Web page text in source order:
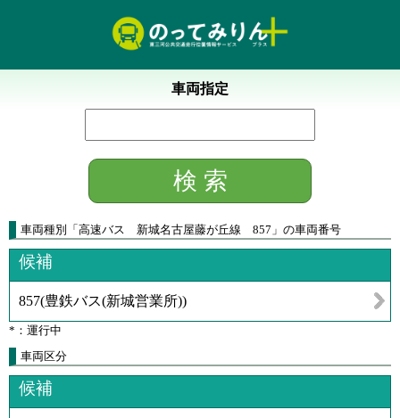
車両指定
車両種別 「 高速バス 新城名古屋藤が丘線 857 」 の車両番号
候補
857(豊鉄バス(新城営業所))
*：運行中
車両区分
候補